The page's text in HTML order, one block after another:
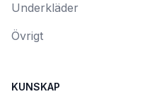
Underkläder
Övrigt
KUNSKAP